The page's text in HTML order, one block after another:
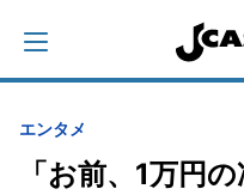
エンタメ
「お前、1万円